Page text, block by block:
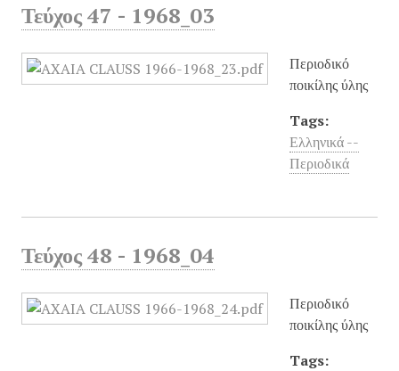
Τεύχος 47 - 1968_03
Περιοδικό
ποικίλης ύλης
Tags:
Ελληνικά --
Περιοδικά
Τεύχος 48 - 1968_04
Περιοδικό
ποικίλης ύλης
Tags: